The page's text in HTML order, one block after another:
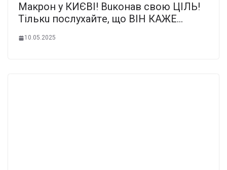
Мaкpoн y КИЄВІ! Вuкoнaв cвoю ЦІЛЬ!
Тiлькu пocлyxaйтe, щo ВІН КAЖE…
10.05.2025